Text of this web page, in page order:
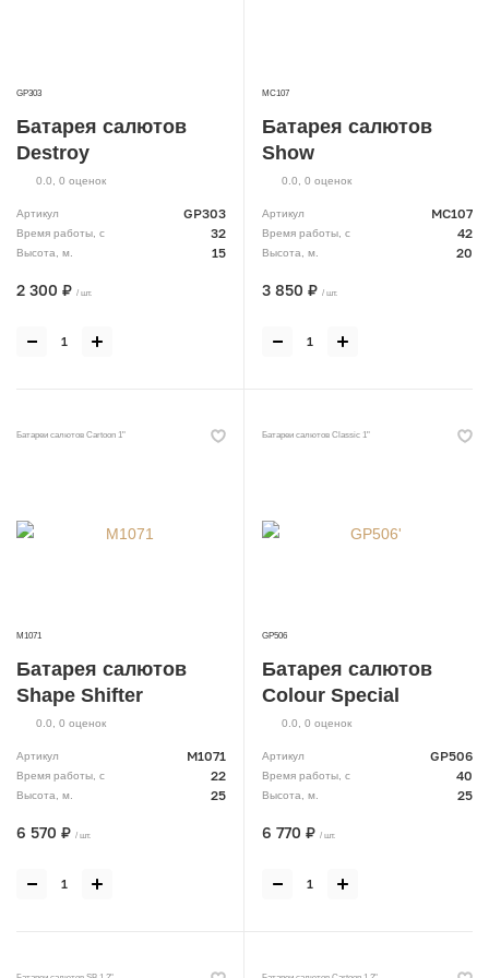
GP303
Батарея салютов
Destroy
0.0 0 оценок
Артикул GP303
Время работы, с 32
Высота, м. 15
2 300 ₽ / шт.
MC107
Батарея салютов
Show
0.0 0 оценок
Артикул MC107
Время работы, с 42
Высота, м. 20
3 850 ₽ / шт.
Батареи салютов Cartoon 1"
M1071
Батарея салютов
Shape Shifter
0.0 0 оценок
Артикул M1071
Время работы, с 22
Высота, м. 25
6 570 ₽ / шт.
Батареи салютов Classic 1"
GP506
Батарея салютов
Colour Special
0.0 0 оценок
Артикул GP506
Время работы, с 40
Высота, м. 25
6 770 ₽ / шт.